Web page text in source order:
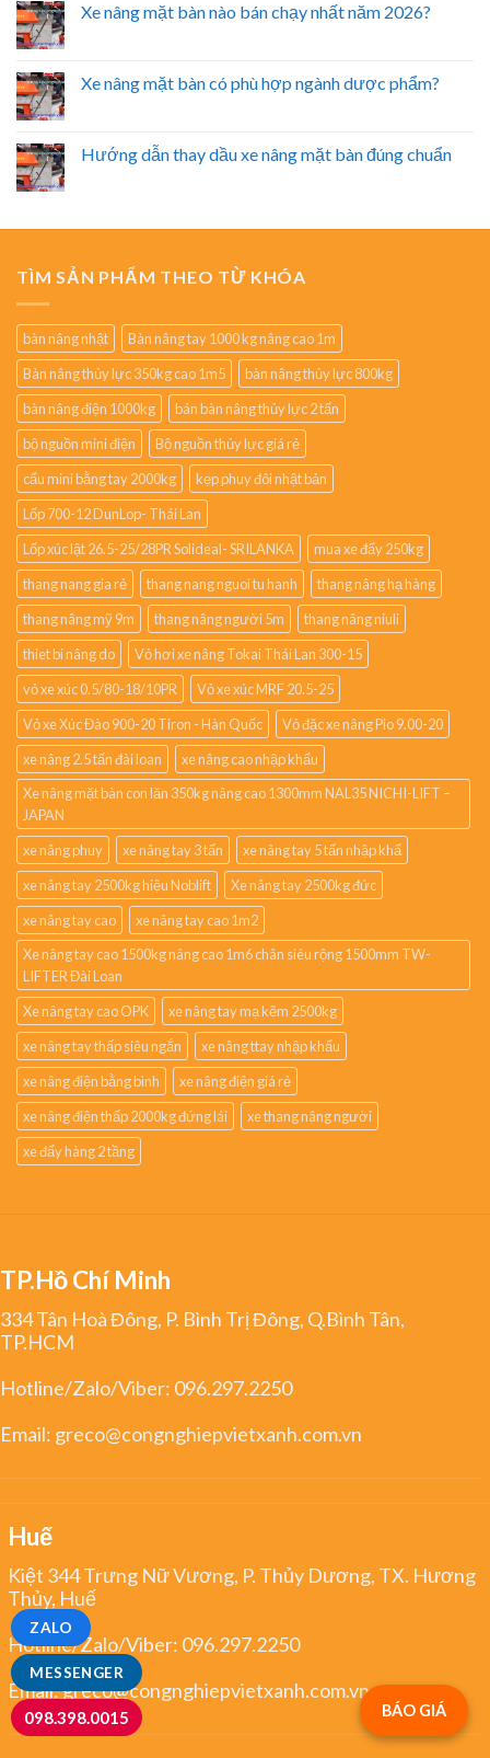
MESSENGER
ZALO
098.398.0015
Xe nâng mặt bàn nào bán chạy nhất năm 2026?
Xe nâng mặt bàn có phù hợp ngành dược phẩm?
Hướng dẫn thay dầu xe nâng mặt bàn đúng chuẩn
TÌM SẢN PHẨM THEO TỪ KHÓA
bàn nâng nhật
Bàn nâng tay 1000 kg nâng cao 1m
Bàn nâng thủy lực 350kg cao 1m5
bàn nâng thủy lực 800kg
bàn nâng điện 1000kg
bán bàn nâng thủy lực 2 tấn
bộ nguồn mini điện
Bộ nguồn thủy lực giá rẻ
cẩu mini bằng tay 2000kg
kẹp phuy đôi nhật bản
Lốp 700-12 DunLop- Thái Lan
Lốp xúc lật 26.5-25/28PR Solideal- SRILANKA
mua xe đẩy 250kg
thang nang gia rẻ
thang nang nguoi tu hanh
thang nâng hạ hàng
thang nâng mỹ 9m
thang nâng người 5m
thang nâng niuli
thiet bi nâng do
Vỏ hơi xe nâng Tokai Thái Lan 300-15
vỏ xe xúc 0.5/80-18/10PR
Vỏ xe xúc MRF 20.5-25
Vỏ xe Xúc Đào 900-20 Tiron - Hàn Quốc
Vỏ đặc xe nâng Pio 9.00-20
xe nâng 2.5 tấn đài loan
xe nâng cao nhập khẩu
Xe nâng mặt bàn con lăn 350kg nâng cao 1300mm NAL35 NICHI-LIFT –
JAPAN
xe nâng phuy
xe nâng tay 3 tấn
xe nâng tay 5 tấn nhập khẩ
xe nâng tay 2500kg hiệu Noblift
Xe nâng tay 2500kg đức
xe nâng tay cao
xe nâng tay cao 1m2
Xe nâng tay cao 1500kg nâng cao 1m6 chân siêu rộng 1500mm TW-
LIFTER Đài Loan
Xe nâng tay cao OPK
xe nâng tay mạ kẽm 2500kg
xe nâng tay thấp siêu ngắn
xe nâng ttay nhập khẩu
xe nâng điện bằng bình
xe nâng điện giá rẻ
xe nâng điện thấp 2000kg đứng lái
xe thang nâng người
xe đẩy hàng 2 tầng
TP.Hồ Chí Minh
334 Tân Hoà Đông, P. Bình Trị Đông, Q.Bình Tân,
TP.HCM
Hotline/Zalo/Viber: 096.297.2250
Email: greco@congnghiepvietxanh.com.vn
Huế
Kiệt 344 Trưng Nữ Vương, P. Thủy Dương, TX. Hương
Thủy, Huế
Hotline/Zalo/Viber: 096.297.2250
Email:greco@congnghiepvietxanh.com.vn
BÁO GIÁ